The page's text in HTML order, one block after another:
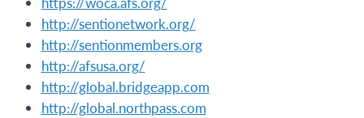
http://sentionetwork.org/
http://sentionmembers.org
http://afsusa.org/
http://global.bridgeapp.com
http://global.northpass.com